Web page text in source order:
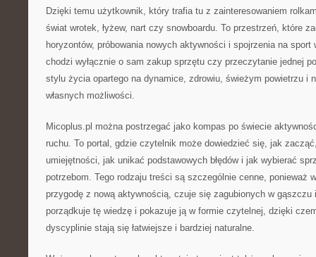
Dzięki temu użytkownik, który trafia tu z zainteresowaniem
świat wrotek, łyżew, nart czy snowboardu. To przestrzeń, które
horyzontów, próbowania nowych aktywności i spojrzenia na
chodzi wyłącznie o sam zakup sprzętu czy przeczytanie jednej
stylu życia opartego na dynamice, zdrowiu, świeżym powietrzu i
własnych możliwości.
Micoplus.pl można postrzegać jako kompas po świecie
ruchu. To portal, gdzie czytelnik może dowiedzieć się, jak
umiejętności, jak unikać podstawowych błędów i jak wybierać
potrzebom. Tego rodzaju treści są szczególnie cenne, ponieważ
przygodę z nową aktywnością, czuje się zagubionych w gąszczu
porządkuje tę wiedzę i pokazuje ją w formie czytelnej, dzięki
dyscyplinie stają się łatwiejsze i bardziej naturalne.